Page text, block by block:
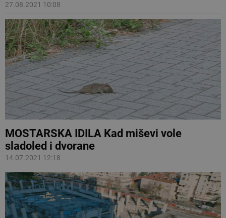
27.08.2021 10:08
MOSTARSKA IDILA Kad miševi vole
sladoled i dvorane
14.07.2021 12:18